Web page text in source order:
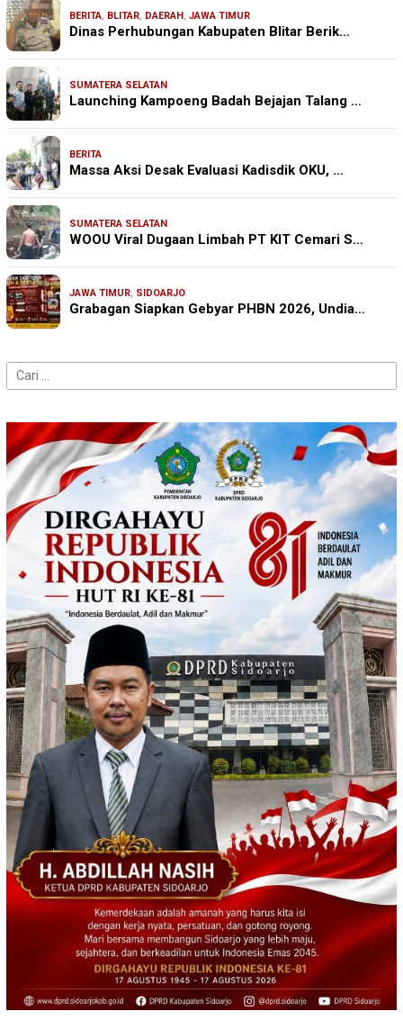
BERITA, BLITAR, DAERAH , JAWA TIMUR
Dinas Perhubungan Kabupaten Blitar Berik…
SUMATERA SELATAN
Launching Kampoeng Badah Bejajan Talang …
BERITA
Massa Aksi Desak Evaluasi Kadisdik OKU, …
SUMATERA SELATAN
WOOU Viral Dugaan Limbah PT KIT Cemari S…
JAWA TIMUR, SIDOARJO
Grabagan Siapkan Gebyar PHBN 2026, Undia…
Cari
untuk: